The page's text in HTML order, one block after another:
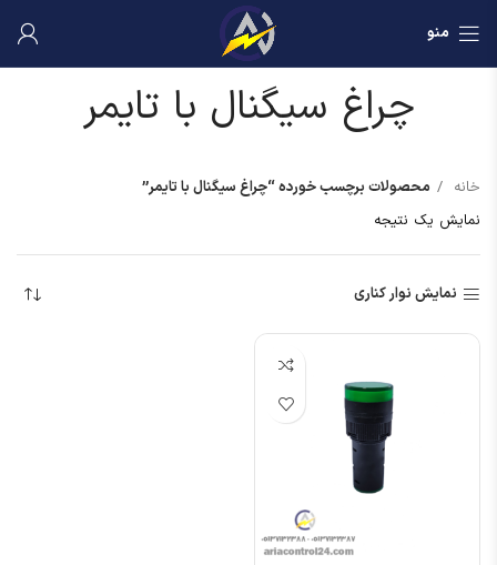
منو
چراغ سیگنال با تایمر
خانه
محصولات برچسب خورده “چراغ سیگنال با تایمر”
نمایش یک نتیجه
نمایش نوار کناری